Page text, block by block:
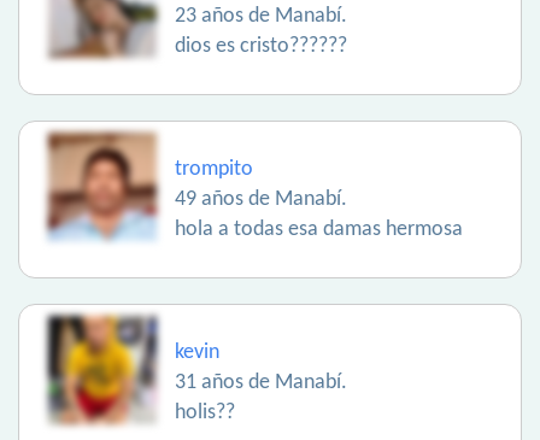
23 años de Manabí.
dios es cristo??????
trompito
49 años de Manabí.
hola a todas esa damas hermosa
kevin
31 años de Manabí.
holis??